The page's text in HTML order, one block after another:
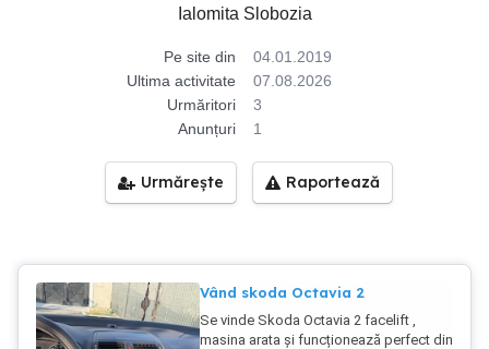
Ialomita Slobozia
Pe site din
04.01.2019
Ultima activitate
07.08.2026
Urmăritori
3
Anunțuri
1
Urmărește Raportează
Vând skoda Octavia 2
Se vinde Skoda Octavia 2 facelift ,
masina arata și funcționează perfect din